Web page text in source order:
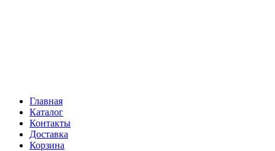
Главная
Каталог
Контакты
Доставка
Корзина